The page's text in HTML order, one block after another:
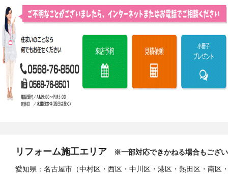
リフォーム施工エリア ※一部対応できかねる場合もござ
愛知県：名古屋市（中村区・西区・中川区・港区・熱田区・南